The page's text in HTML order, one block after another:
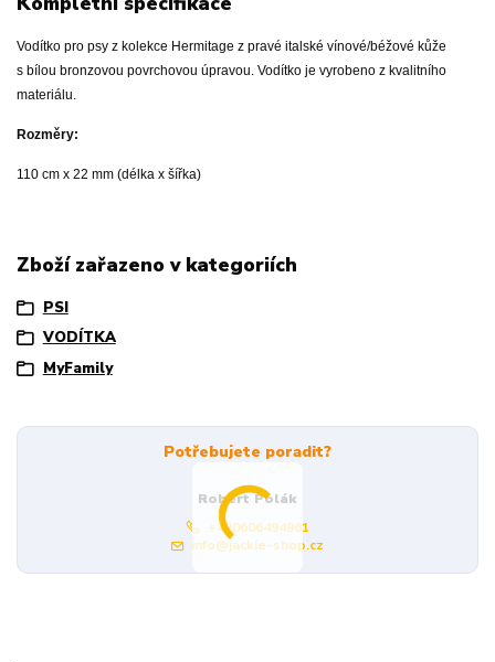
Vodítko pro psy z kolekce Hermitage z pravé italské vínové/béžové kůže
s bílou bronzovou povrchovou úpravou. Vodítko je vyrobeno z kvalitního
materiálu.
Rozměry:
110 cm x 22 mm (délka x šířka)
Zboží zařazeno v kategoriích
PSI
VODÍTKA
MyFamily
Potřebujete poradit?
Robert Polák
+420606494961
info@jackie-shop.cz